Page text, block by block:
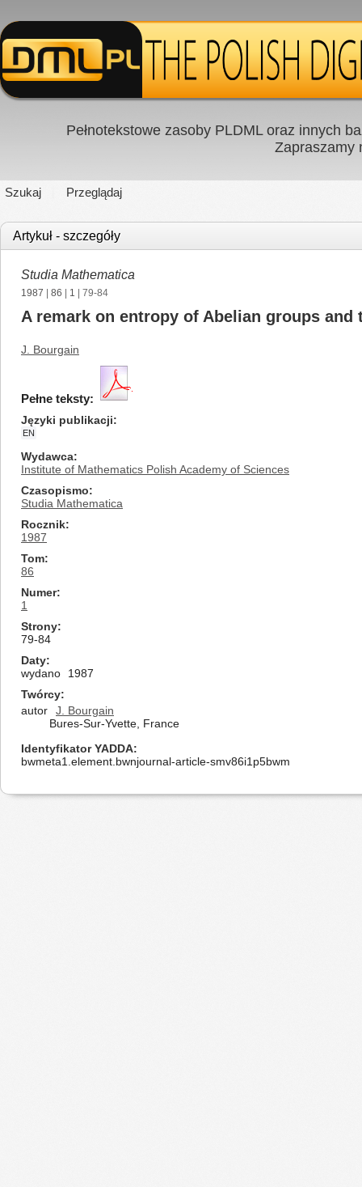
Pełnotekstowe zasoby PLDML oraz innych
Zapraszamy
Szukaj Przeglądaj
Artykuł - szczegóły
Studia Mathematica
1987 86 1 | 79-84
A remark on entropy of Abelian groups
J. Bourgain
Pełne teksty:
Języki publikacji
EN
Wydawca
Institute of Mathematics Polish Academy of Sciences
Czasopismo
Studia Mathematica
Rocznik
1987
Tom
86
Numer
1
Strony
79-84
Daty
wydano
1987
Twórcy
autor
J. Bourgain
Bures-Sur-Yvette, France
Identyfikator YADDA
bwmeta1.element.bwnjournal-article-smv86i1p5bwm